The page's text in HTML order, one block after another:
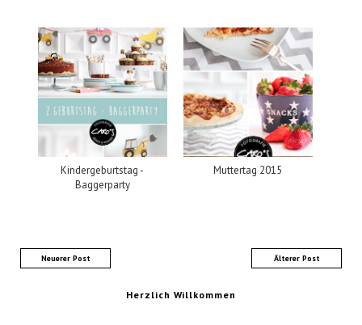
Kindergeburtstag -
Baggerparty
Muttertag 2015
Neuerer Post Älterer Post
Herzlich Willkommen